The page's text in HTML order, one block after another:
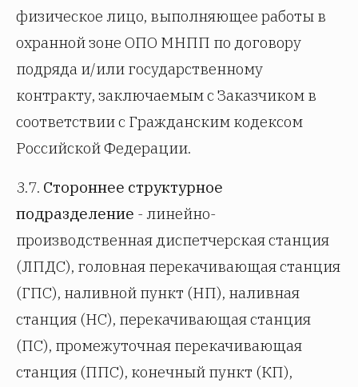
физическое лицо, выполняющее работы в
охранной зоне ОПО МНПП по договору
подряда и/или государственному
контракту, заключаемым с Заказчиком в
соответствии с Гражданским кодексом
Российской Федерации.
3.7. Стороннее структурное
подразделение - линейно-
производственная диспетчерская станция
(ЛПДС), головная перекачивающая станция
(ГПС), наливной пункт (НП), наливная
станция (НС), перекачивающая станция
(ПС), промежуточная перекачивающая
станция (ППС), конечный пункт (КП),